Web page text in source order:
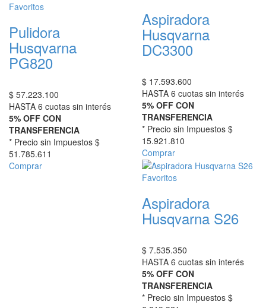
Favoritos
Pulidora
Husqvarna
PG820
$ 57.223.100
HASTA 6 cuotas sin interés
5% OFF CON
TRANSFERENCIA
* Precio sin Impuestos $
51.785.611
Comprar
Aspiradora
Husqvarna
DC3300
$ 17.593.600
HASTA 6 cuotas sin interés
5% OFF CON
TRANSFERENCIA
* Precio sin Impuestos $
15.921.810
Comprar
Favoritos
Aspiradora
Husqvarna S26
$ 7.535.350
HASTA 6 cuotas sin interés
5% OFF CON
TRANSFERENCIA
* Precio sin Impuestos $